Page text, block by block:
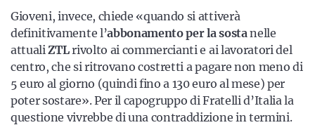
Gioveni, invece, chiede «quando si attiverà
definitivamente l’abbonamento per la sostanelle
attualiZTLrivolto ai commercianti e ai lavoratori del
centro, che si ritrovano costretti a pagare non meno di
5 euro al giorno (quindi fino a 130 euro al mese) per
poter sostare». Per il capogruppo di Fratelli d’Italia la
questione vivrebbe di una contraddizione in termini.